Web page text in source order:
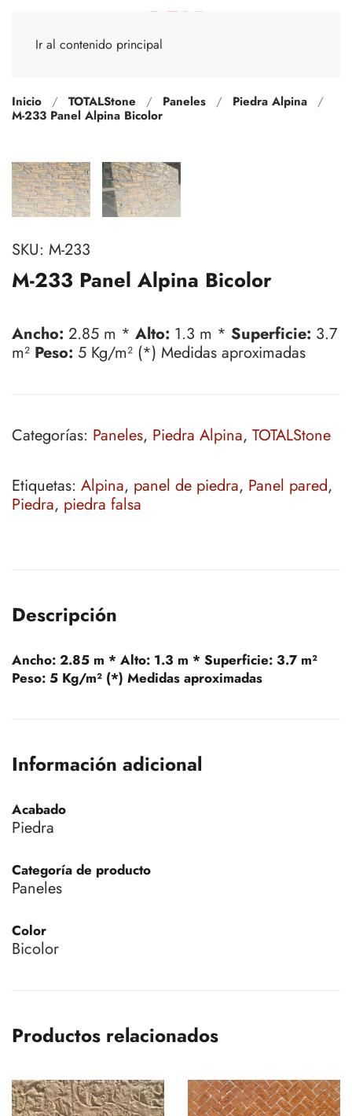
Ir al contenido principal
Inicio TOTALStone Paneles
Piedra Alpina
M-233 Panel Alpina Bicolor
SKU: M-233
M-233 Panel Alpina Bicolor
Ancho: 2.85 m * Alto: 1.3 m * Superficie: 3.7
m² Peso: 5 Kg/m² (*) Medidas aproximadas
Categorías: Paneles, Piedra Alpina, TOTALStone
Etiquetas: Alpina, panel de piedra, Panel pared,
Piedra, piedra falsa
Descripción
Ancho: 2.85 m * Alto: 1.3 m * Superficie: 3.7 m²
Peso: 5 Kg/m² (*) Medidas aproximadas
Información adicional
Acabado
Piedra
Categoría de producto
Paneles
Color
Bicolor
Productos relacionados